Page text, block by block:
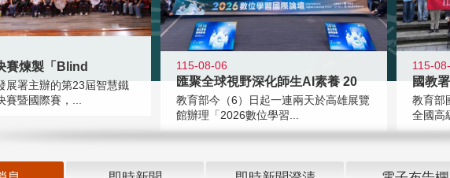
賽煉製「Blind
展署主辦的第23屆智慧鐵
賽暨國際賽，...
115-08-06
匯聚全球視野深化師生AI素養 20
教育部今（6）日起一連兩天於高雄展覽
館辦理「2026數位學習...
115-
教育部
全國高